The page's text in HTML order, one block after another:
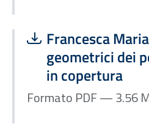
Scarica file:
Francesca
geometrici dei
in copertura